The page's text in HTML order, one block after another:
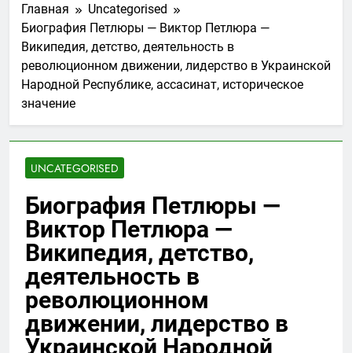
Главная
Uncategorised
Биография Петлюры — Виктор Петлюра —
Википедия, детство, деятельность в
революционном движении, лидерство в Украинской
Народной Республике, ассасинат, историческое
значение
UNCATEGORISED
Биография Петлюры —
Виктор Петлюра —
Википедия, детство,
деятельность в
революционном
движении, лидерство в
Украинской Народной